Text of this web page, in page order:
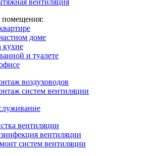
вентиляция
доме
кухне
и туалете
воздуховодов
систем вентиляции
вентиляции
вентиляции
систем вентиляции